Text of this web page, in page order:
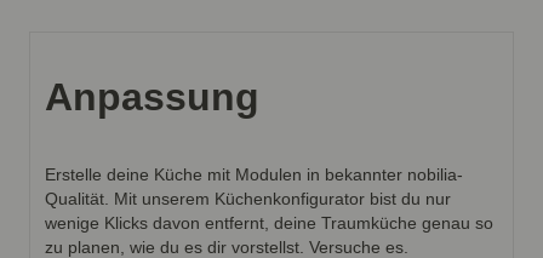
Anpassung
Erstelle deine Küche mit Modulen in bekannter nobilia-
Qualität. Mit unserem Küchenkonfigurator bist du nur
wenige Klicks davon entfernt, deine Traumküche genau so
zu planen, wie du es dir vorstellst. Versuche es.